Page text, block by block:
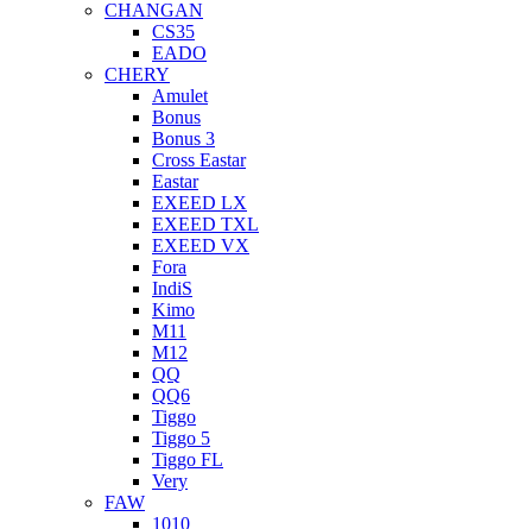
CHANGAN
CS35
EADO
CHERY
Amulet
Bonus
Bonus 3
Cross Eastar
Eastar
EXEED LX
EXEED TXL
EXEED VX
Fora
IndiS
Kimo
M11
M12
QQ
QQ6
Tiggo
Tiggo 5
Tiggo FL
Very
FAW
1010